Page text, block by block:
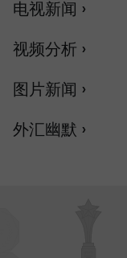
电视新闻 ›
视频分析 ›
图片新闻 ›
外汇幽默 ›